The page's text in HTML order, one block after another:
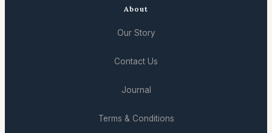
About
Our Story
Contact Us
Journal
Terms & Conditions